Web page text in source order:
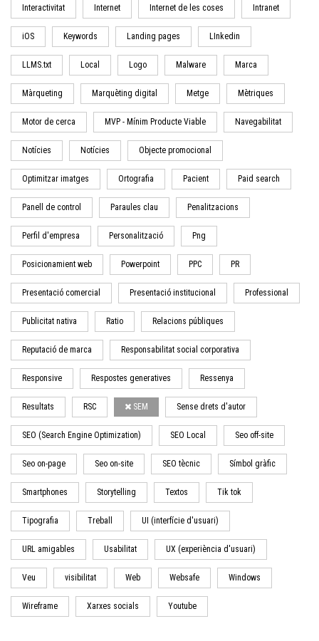
Interactivitat Internet Internet de les coses Intranet
iOS Keywords Landing pages LInkedin
LLMS.txt Local Logo Malware Marca
Màrqueting Marquèting digital Metge Mètriques
Motor de cerca MVP - Mínim Producte Viable Navegabilitat
Notícies Notícies Objecte promocional
Optimitzar imatges Ortografia Pacient Paid search
Panell de control Paraules clau Penalitzacions
Perfil d'empresa Personalització Png
Posicionamient web Powerpoint PPC PR
Presentació comercial Presentació institucional Professional
Publicitat nativa Ratio Relacions públiques
Reputació de marca Responsabilitat social corporativa
Responsive Respostes generatives Ressenya
Resultats RSC SEM Sense drets d'autor
SEO (Search Engine Optimization) SEO Local Seo off-site
Seo on-page Seo on-site SEO tècnic Símbol gràfic
Smartphones Storytelling Textos Tik tok
Tipografia Treball UI (interfície d'usuari)
URL amigables Usabilitat UX (experiència d'usuari)
Veu visibilitat Web Websafe Windows
Wireframe Xarxes socials Youtube